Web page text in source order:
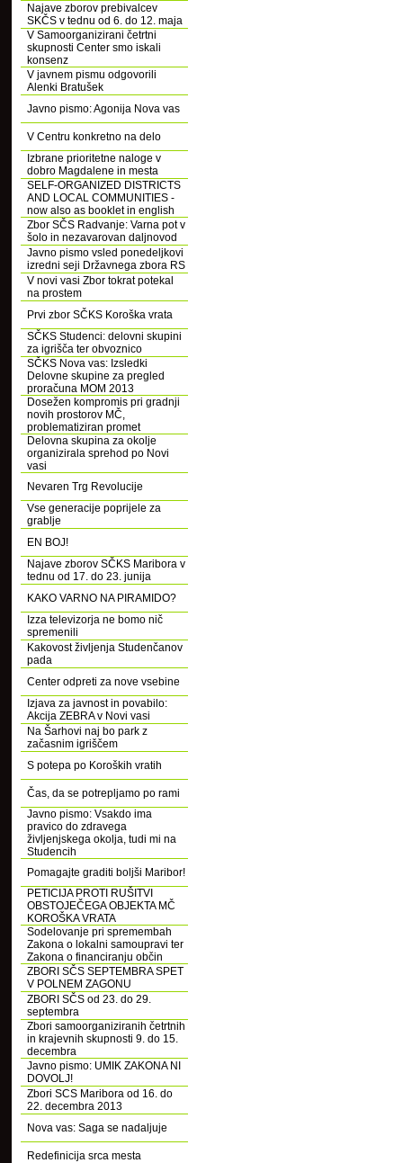
Najave zborov prebivalcev
SKČS v tednu od 6. do 12. maja
V Samoorganizirani četrtni
skupnosti Center smo iskali
konsenz
V javnem pismu odgovorili
Alenki Bratušek
Javno pismo: Agonija Nova vas
V Centru konkretno na delo
Izbrane prioritetne naloge v
dobro Magdalene in mesta
SELF-ORGANIZED DISTRICTS
AND LOCAL COMMUNITIES -
now also as booklet in english
Zbor SČS Radvanje: Varna pot v
šolo in nezavarovan daljnovod
Javno pismo vsled ponedeljkovi
izredni seji Državnega zbora RS
V novi vasi Zbor tokrat potekal
na prostem
Prvi zbor SČKS Koroška vrata
SČKS Studenci: delovni skupini
za igrišča ter obvoznico
SČKS Nova vas: Izsledki
Delovne skupine za pregled
proračuna MOM 2013
Dosežen kompromis pri gradnji
novih prostorov MČ,
problematiziran promet
Delovna skupina za okolje
organizirala sprehod po Novi
vasi
Nevaren Trg Revolucije
Vse generacije poprijele za
grablje
EN BOJ!
Najave zborov SČKS Maribora v
tednu od 17. do 23. junija
KAKO VARNO NA PIRAMIDO?
Izza televizorja ne bomo nič
spremenili
Kakovost življenja Studenčanov
pada
Center odpreti za nove vsebine
Izjava za javnost in povabilo:
Akcija ZEBRA v Novi vasi
Na Šarhovi naj bo park z
začasnim igriščem
S potepa po Koroških vratih
Čas, da se potrepljamo po rami
Javno pismo: Vsakdo ima
pravico do zdravega
življenjskega okolja, tudi mi na
Studencih
Pomagajte graditi boljši Maribor!
PETICIJA PROTI RUŠITVI
OBSTOJEČEGA OBJEKTA MČ
KOROŠKA VRATA
Sodelovanje pri spremembah
Zakona o lokalni samoupravi ter
Zakona o financiranju občin
ZBORI SČS SEPTEMBRA SPET
V POLNEM ZAGONU
ZBORI SČS od 23. do 29.
septembra
Zbori samoorganiziranih četrtnih
in krajevnih skupnosti 9. do 15.
decembra
Javno pismo: UMIK ZAKONA NI
DOVOLJ!
Zbori SCS Maribora od 16. do
22. decembra 2013
Nova vas: Saga se nadaljuje
Redefinicija srca mesta